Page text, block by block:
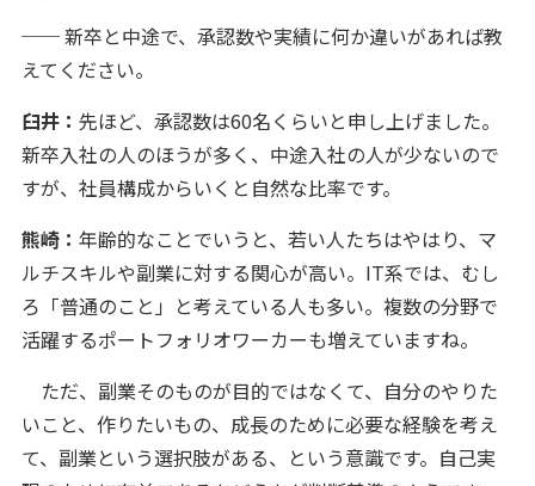
── 新卒と中途で、承認数や実績に何か違いがあれば教
えてください。
臼井： 先ほど、承認数は60名くらいと申し上げました。
新卒入社の人のほうが多く、中途入社の人が少ないので
すが、社員構成からいくと自然な比率です。
熊崎： 年齢的なことでいうと、若い人たちはやはり、マ
ルチスキルや副業に対する関心が高い。IT系では、むし
ろ「普通のこと」と考えている人も多い。複数の分野で
活躍するポートフォリオワーカーも増えていますね。
ただ、副業そのものが目的ではなくて、自分のやりた
いこと、作りたいもの、成長のために必要な経験を考え
て、副業という選択肢がある、という意識です。自己実